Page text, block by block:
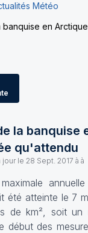
Météo
banquise en
la banquise
qu'attendu
jour le 28 Sept. 2017 à à
été atteinte le 7
de km², soit un
début des